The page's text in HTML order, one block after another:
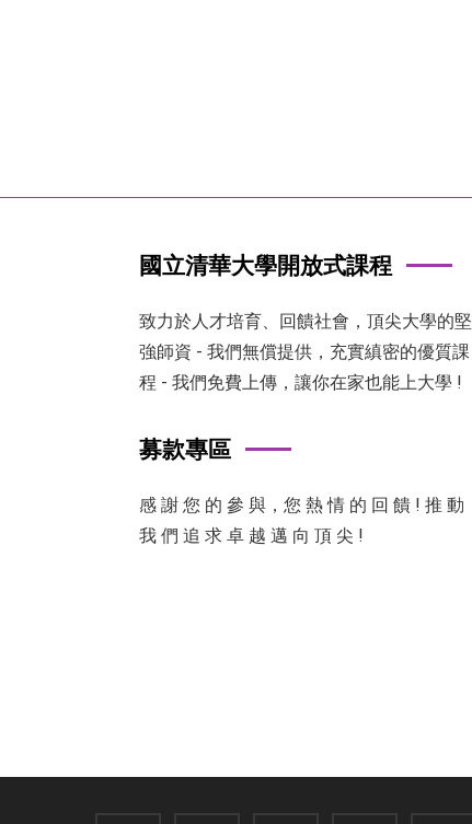
國立清華大學開放式課程
致力於人才培育、回饋社會，頂尖大學的堅
強師資 - 我們無償提供，充實縝密的優質課
程 - 我們免費上傳，讓你在家也能上大學 !
募款專區
感 謝 您 的 參 與，您 熱 情 的 回 饋 ! 推 動
我 們 追 求 卓 越 邁 向 頂 尖 !